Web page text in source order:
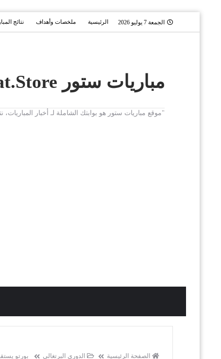
الجمعة 7 يوليو 2026 الرئيسية ملخصات وأهداف نتائج
مباريات ستور Mobaryat.Store
"موقع مباريات ستور هو بوابتك الشاملة لـ أخبار
الصفحة الرئيسية الدوري البرتغالي بورتو